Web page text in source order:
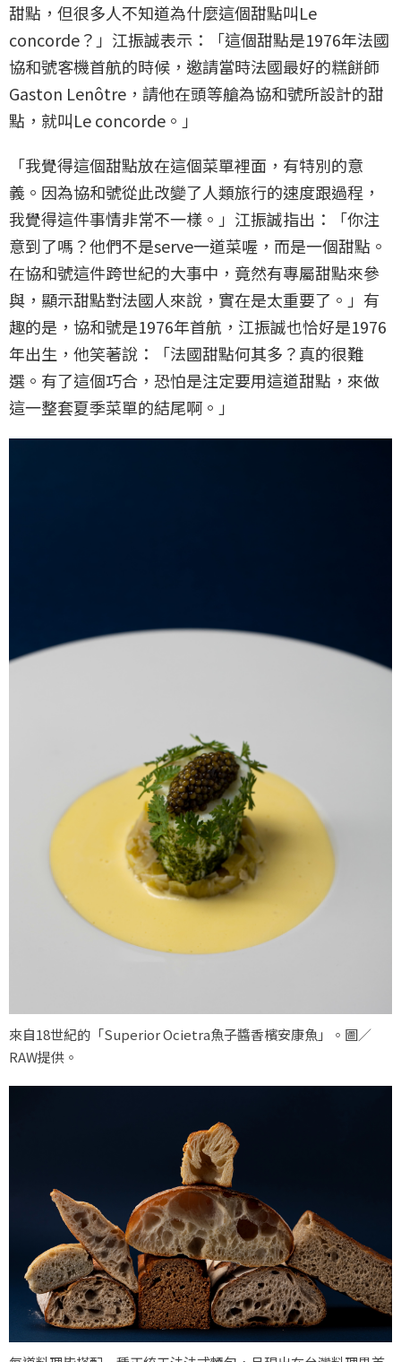
甜點，但很多人不知道為什麼這個甜點叫Le
concorde？」江振誠表示：「這個甜點是1976年法國
協和號客機首航的時候，邀請當時法國最好的糕餅師
Gaston Lenôtre，請他在頭等艙為協和號所設計的甜
點，就叫Le concorde。」
「我覺得這個甜點放在這個菜單裡面，有特別的意
義。因為協和號從此改變了人類旅行的速度跟過程，
我覺得這件事情非常不一樣。」江振誠指出：「你注
意到了嗎？他們不是serve一道菜喔，而是一個甜點。
在協和號這件跨世紀的大事中，竟然有專屬甜點來參
與，顯示甜點對法國人來說，實在是太重要了。」有
趣的是，協和號是1976年首航，江振誠也恰好是1976
年出生，他笑著說：「法國甜點何其多？真的很難
選。有了這個巧合，恐怕是注定要用這道甜點，來做
這一整套夏季菜單的結尾啊。」
來自18世紀的「Superior Ocietra魚子醬香檳安康魚」。圖／
RAW提供。